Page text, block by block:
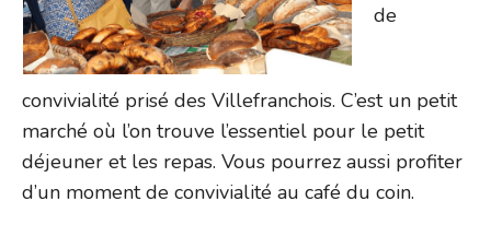
de
convivialité prisé des Villefranchois. C’est un petit
marché où l’on trouve l’essentiel pour le petit
déjeuner et les repas. Vous pourrez aussi profiter
d’un moment de convivialité au café du coin.